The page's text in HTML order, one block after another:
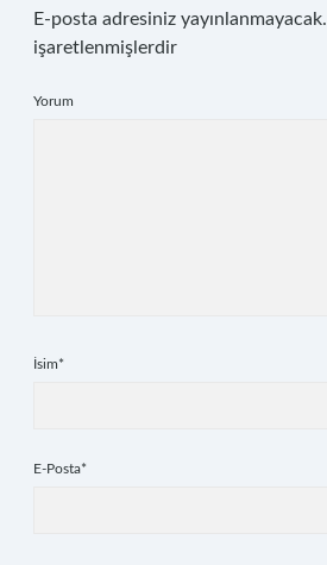
E-posta adresiniz yayınlanmayacak.
işaretlenmişlerdir
Yorum
İsim*
E-Posta*